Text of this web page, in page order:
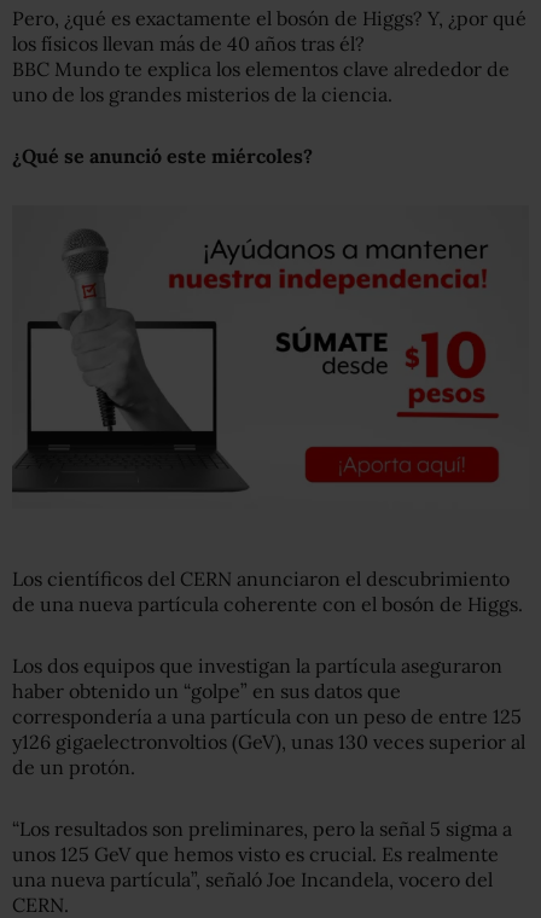
Pero, ¿qué es exactamente el bosón de Higgs? Y, ¿por qué
los físicos llevan más de 40 años tras él?
BBC Mundo te explica los elementos clave alrededor de
uno de los grandes misterios de la ciencia.
¿Qué se anunció este miércoles?
Los científicos del CERN anunciaron el descubrimiento
de una nueva partícula coherente con el bosón de Higgs.
Los dos equipos que investigan la partícula aseguraron
haber obtenido un “golpe” en sus datos que
correspondería a una partícula con un peso de entre 125
y126 gigaelectronvoltios (GeV), unas 130 veces superior al
de un protón.
“Los resultados son preliminares, pero la señal 5 sigma a
unos 125 GeV que hemos visto es crucial. Es realmente
una nueva partícula”, señaló Joe Incandela, vocero del
CERN.